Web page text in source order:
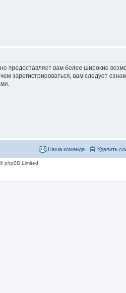
предоставляет вам более широкие
зарегистрироваться, вам следует
Удалить
Наша команда
phpBB Limited